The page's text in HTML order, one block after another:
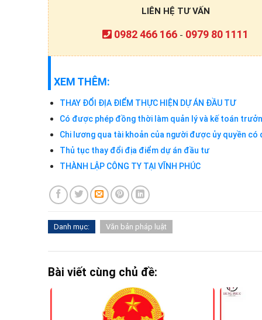
LIÊN HỆ TƯ VẤN
0982 466 166 - 0979 80 1111
XEM THÊM:
THAY ĐỔI ĐỊA ĐIỂM THỰC HIỆN DỰ ÁN ĐẦU TƯ
Có được phép đồng thời làm quản lý và kế toán
Chi lương qua tài khoản của người được ủy quyền
Thủ tục thay đổi địa điểm dự án đầu tư
THÀNH LẬP CÔNG TY TẠI VĨNH PHÚC
Danh mục: Văn bản pháp luật
Bài viết cùng chủ đề: